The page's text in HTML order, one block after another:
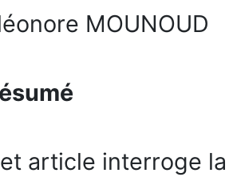
MOUNOUD
article interroge